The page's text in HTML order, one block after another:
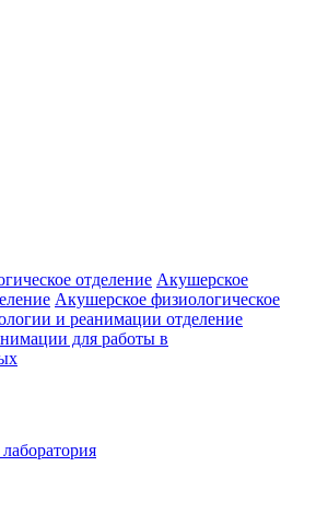
отделение Акушерское
Акушерское физиологическое
и реанимации отделение
для работы в